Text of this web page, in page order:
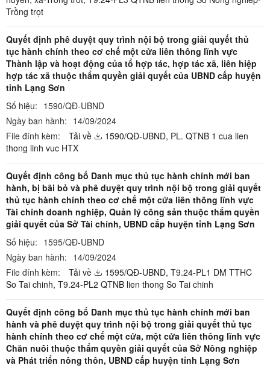
Trồng trọt
Quyết định phê duyệt quy trình nội bộ trong giải quyết thủ
tục hành chính theo cơ chế một cửa liên thông lĩnh vực
Thành lập và hoạt động của tổ hợp tác, hợp tác xã, liên hiệp
hợp tác xã thuộc thẩm quyền giải quyết của UBND cấp huyện
tỉnh Lạng Sơn
Số hiệu: 1590/QĐ-UBND
Ngày ban hành: 14/09/2024
File đính kèm:
Tải về 1590/QĐ-UBND, PL. QTNB 1 cua lien
thong linh vuc HTX
Quyết định công bố Danh mục thủ tục hành chính mới ban
hành, bị bãi bỏ và phê duyệt quy trình nội bộ trong giải quyết
thủ tục hành chính theo cơ chế một cửa liên thông lĩnh vực
Tài chính doanh nghiệp, Quản lý công sản thuộc thẩm quyền
giải quyết của Sở Tài chính, UBND cấp huyện tỉnh Lạng Sơn
Số hiệu: 1595/QĐ-UBND
Ngày ban hành: 14/09/2024
File đính kèm:
Tải về 1595/QĐ-UBND, T9.24-PL1 DM TTHC
So Tai chinh, T9.24-PL2 QTNB lien thong So Tai chinh
Quyết định công bố Danh mục thủ tục hành chính mới ban
hành và phê duyệt quy trình nội bộ trong giải quyết thủ tục
hành chính theo cơ chế một cửa, một cửa liên thông lĩnh vực
Chăn nuôi thuộc thẩm quyền giải quyết của Sở Nông nghiệp
và Phát triển nông thôn, UBND cấp huyện tỉnh Lạng Sơn